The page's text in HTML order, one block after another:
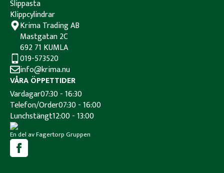
Krima Trading AB
Mastgatan 2C
692 71 KUMLA
019-573520
info@krima.nu
VÅRA ÖPPETTIDER
Vardagar07:30 - 16:30
Telefon/Order07:30 - 16:00
Lunchstängt12:00 - 13:00
En del av Fagertorp Gruppen
Slippasta
Klippcylindrar